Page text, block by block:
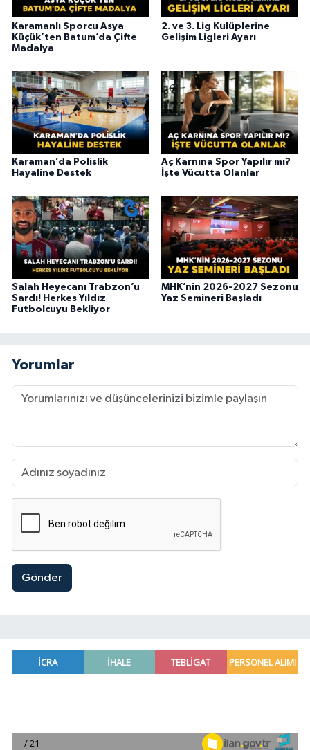
Karamanlı Sporcu Asya
Küçük’ten Batum’da Çifte
Madalya
2. ve 3. Lig Kulüplerine
Gelişim Ligleri Ayarı
Karaman’da Polislik
Hayaline Destek
Aç Karnına Spor Yapılır mı?
İşte Vücutta Olanlar
Salah Heyecanı Trabzon’u
Sardı! Herkes Yıldız
Futbolcuyu Bekliyor
MHK’nin 2026-2027 Sezonu
Yaz Semineri Başladı
Yorumlar
Gönder